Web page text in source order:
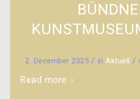
2. December 2025 / in Aktuell /
Read more